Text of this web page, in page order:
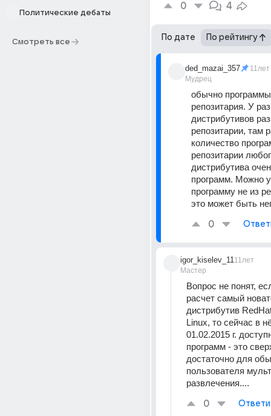
Политические дебаты
Смотреть все
0 4
По дате По рейтингу
ded_mazai_357
Мудрец
11лет
обычно программы
репозитария. У
дистрибутивов
репозитарии, там
количество
репозитарии
дистрибутива
программ. Можно
программу не из
это может быть
0
igor_kiselev_11
Мастер
11лет
Вопрос не понят,
расчет самый
дистрибутив
Linux, то сейчас в
01.02.2015 г.
программ - это
достаточно для
пользователя
развлечения....
0